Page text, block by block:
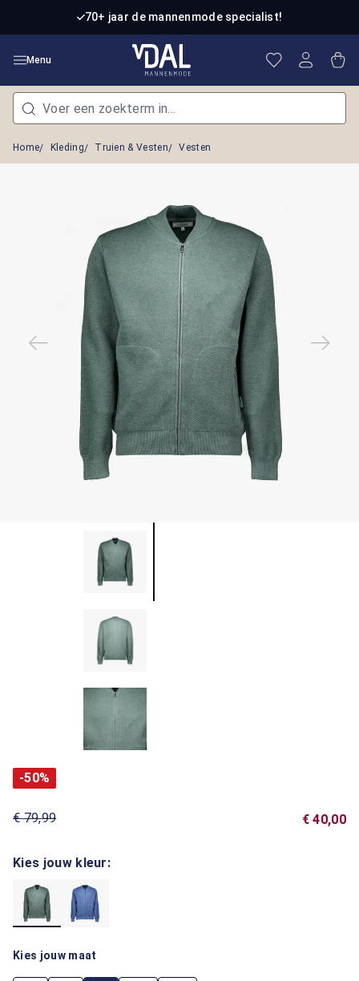
Ga naar de hoofdinhoud70+ jaar de mannenmode specialist!
Menu Je hebt 0
Home Kleding Truien & Vesten Vesten
-50%
€ 79,99 € 40,00
Kies jouw kleur:
Kies jouw maat